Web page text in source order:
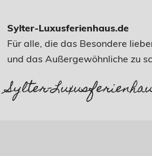
Sylter-Luxusferienhaus.de
Für alle, die das Besondere
und das Außergewöhnliche zu
Sylter-